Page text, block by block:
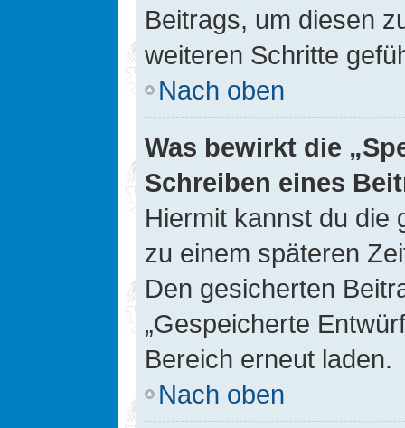
Beitrags, um diesen
weiteren Schritte
Nach oben
Was bewirkt die
Schreiben eines
Hiermit kannst du die
zu einem späteren
Den gesicherten
„Gespeicherte
Bereich erneut laden.
Nach oben